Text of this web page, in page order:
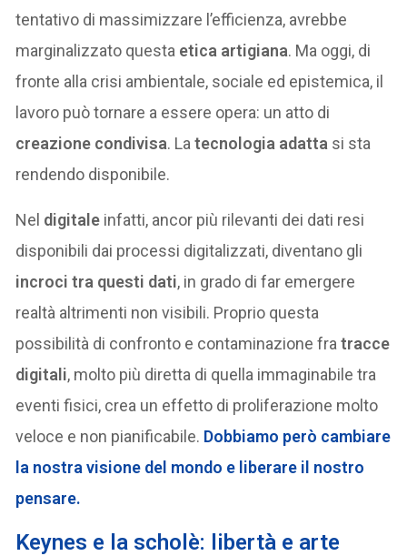
tentativo di massimizzare l’efficienza, avrebbe
marginalizzato questa etica artigiana. Ma oggi, di
fronte alla crisi ambientale, sociale ed epistemica, il
lavoro può tornare a essere opera: un atto di
creazione condivisa. Latecnologia adatta si sta
rendendo disponibile.
Nel digitale infatti, ancor più rilevanti dei dati resi
disponibili dai processi digitalizzati, diventano gli
incroci tra questi dati, in grado di far emergere
realtà altrimenti non visibili. Proprio questa
possibilità di confronto e contaminazione fratracce
digitali, molto più diretta di quella immaginabile tra
eventi fisici, crea un effetto di proliferazione molto
veloce e non pianificabile. Dobbiamo però cambiare
la nostra visione del mondo e liberare il nostro
pensare.
Keynes e la scholè: libertà e arte